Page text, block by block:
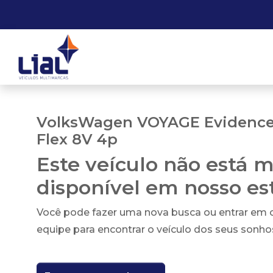
VolksWagen VOYAGE
Flex 8V 4p
Este veículo não está
disponível em nosso
Você pode fazer uma nova busca ou entrar
equipe para encontrar o veículo dos seus